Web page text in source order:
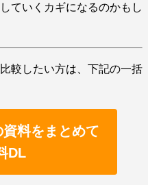
ていくカギになるのかもし
較したい方は、下記の一括
料をまとめて
DL